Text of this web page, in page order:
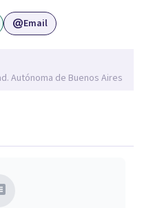
conocer tus emociones
para lograr una
posee una orientación
y Psicoanálisis
Email
Autónoma de Buenos Aires